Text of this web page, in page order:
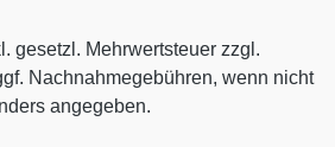
gesetzl. Mehrwertsteuer zzgl.
Nachnahmegebühren, wenn nicht
angegeben.